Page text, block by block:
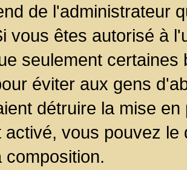
de l'administrateur
vous êtes autorisé à
seulement
éviter aux gens
détruire la mise
activé, vous pouvez
composition.